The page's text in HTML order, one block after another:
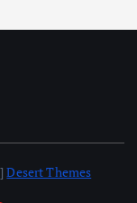
Desert Themes